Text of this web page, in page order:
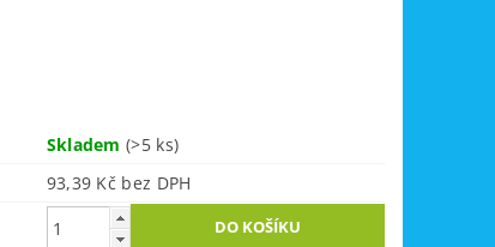
Skladem(>5 ks)
93,39 Kč bez DPH